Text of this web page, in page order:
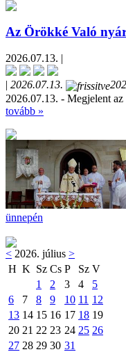
Az Örökké Való
2026.07.13. |
| 2026.07.13.
2026.07.13. - Megjelent
tovább »
ünnepén
< 2026. július >
H K Sz Cs P Sz V
1
2 3 4
5
6
7 8 9 10 11 12
13 14 15 16 17 18 19
20 21 22 23 24 25 26
27 28 29 30 31